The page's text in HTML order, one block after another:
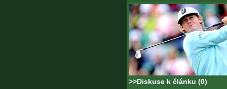
>>Diskuse k článku (0)